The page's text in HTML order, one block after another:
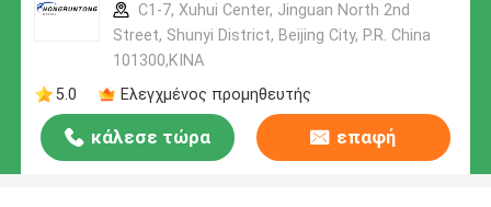
C1-7, Xuhui Center, Jinguan North 2nd
Street, Shunyi District, Beijing City, P.R. China
101300,ΚΙΝΑ
5.0
Ελεγχμένος προμηθευτής
κάλεσε τώρα επαφή